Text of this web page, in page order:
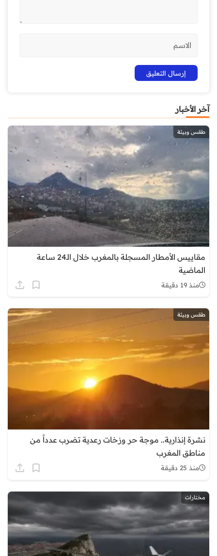
آخر الأخبار
طقس وبيئة
مقاييس الأمطار المسجلة بالمغرب خلال الـ24 ساعة
الماضية
منذ 19 دقيقة
طقس وبيئة
نشرة إنذارية.. موجة حر وزخات رعدية تضرب عدداً من
مناطق المغرب
منذ 25 دقيقة
مختارات